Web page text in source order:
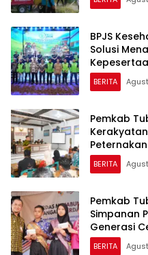
BPJS
Solusi
BERITA
Pemkab
BERITA
Pemkab
Simpanan
Generasi
BERITA